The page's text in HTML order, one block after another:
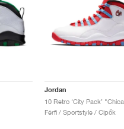
Jordan
10 Retro ‘City Pack’
Férfi / Sportstyle / Cipők